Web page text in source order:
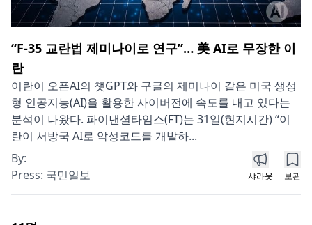
“F-35 교란법 제미나이로 연구”… 美 AI로 무장한 이
란
이란이 오픈AI의 챗GPT와 구글의 제미나이 같은 미국 생성
형 인공지능(AI)을 활용한 사이버전에 속도를 내고 있다는
분석이 나왔다. 파이낸셜타임스(FT)는 31일(현지시간) “이
란이 서방국 AI로 악성코드를 개발하...
By:
Press: 국민일보 샤라웃 보관